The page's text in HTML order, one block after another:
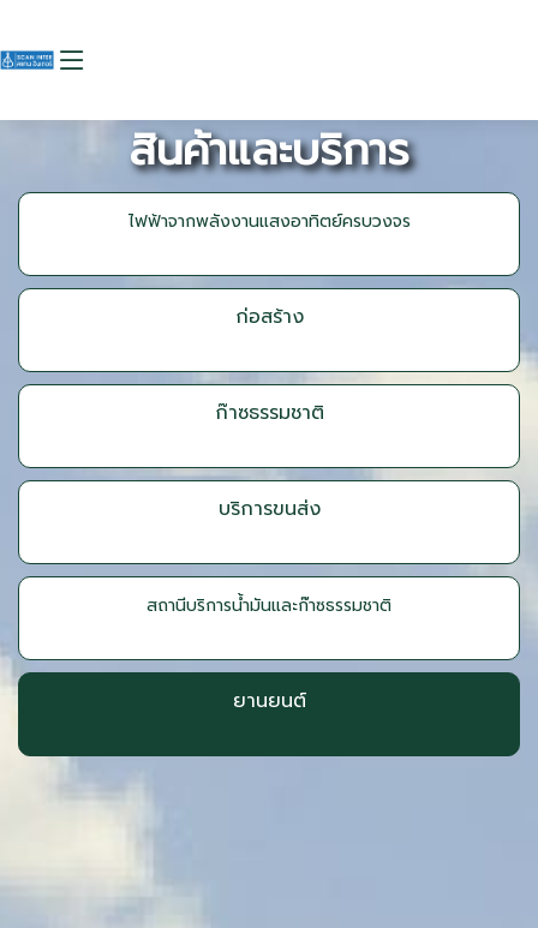
สินค้าและบริการ
ไฟฟ้าจากพลังงานแสงอาทิตย์ครบวงจร
ก่อสร้าง
ก๊าซธรรมชาติ
บริการขนส่ง
สถานีบริการน้ำมันและก๊าซธรรมชาติ
ยานยนต์